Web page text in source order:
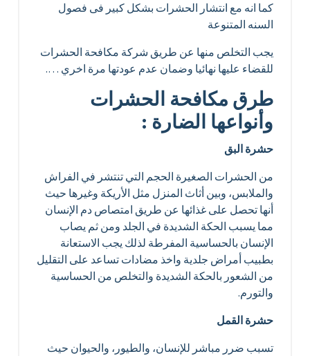
كما انه مع انتشار الحشرات بشكل كبير فى فصول
السنه المتنوعة
يجب التخلص منها عن طريق شركة مكافحة الحشرات
للقضاء عليها نهائيا وضمان عدم عودتها مرة اخري ….
طرق مكافحة الحشرات
وأنواعها الضارة :
حشرة البق
من الحشرات الصغيرة الحجم التي تنتشر في الفراش
والملابس، وبين أثاث المنزل مثل الأريكة وغيرها حيث
أنها تحصل على غذائها عن طريق امتصاص دم الإنسان
مما يسبب الحكة الشديدة في الجلد ومن ثم يصاب
الإنسان بالحساسية المفرطة لذلك يجب الاستعانة
بطبيب أمراض جلدية واخذ مضادات تساعد على التقليل
من الشعور بالحكة الشديدة والتخلص من الحساسية
والتورم.
حشرة القمل
تسبب ضرر مباشر للإنسان، والطيور، والحيوان حيث